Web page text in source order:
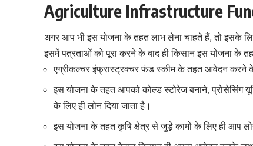
Agriculture Infrastructure
अगर आप भी इस योजना के तहत लाभ लेना चाहते हैं, तो इसके
इसमें पत्रताओं को पूरा करने के बाद ही किसान इस योजना के
एग्रीकल्चर इंफ्रास्ट्रक्चर फंड स्कीम के तहत आवेदन करने के
इस योजना के तहत आपको कोल्ड स्टोरेज बनाने, प्रोसेसिंग
के लिए ही लोन दिया जाता है।
इस योजना के तहत कृषि क्षेत्र से जुड़े कामों के लिए ही आप